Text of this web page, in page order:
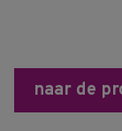
naar de